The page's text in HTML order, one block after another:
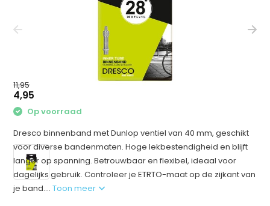
11,95
4,95
Op voorraad
Dresco binnenband met Dunlop ventiel van 40 mm, geschikt
voor diverse bandenmaten. Hoge lekbestendigheid en blijft
langer op spanning. Betrouwbaar en flexibel, ideaal voor
dagelijks gebruik. Controleer je ETRTO-maat op de zijkant van
je band....Toon meer